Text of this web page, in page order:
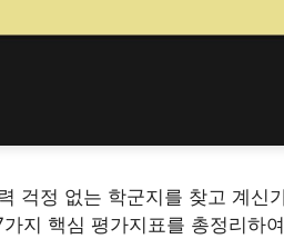
걱정 없는 학군지를 찾고 계신
지 핵심 평가지표를 총정리하